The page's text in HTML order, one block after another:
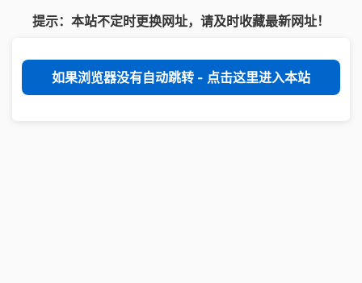
提示：本站不定时更换网址，请及时收藏最新网址！
如果浏览器没有自动跳转 - 点击这里进入本站